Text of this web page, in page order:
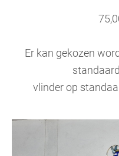
Er kan gekozen
vlinder op